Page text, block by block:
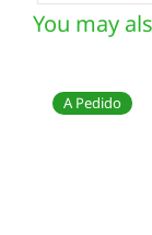
You may
A Pedido